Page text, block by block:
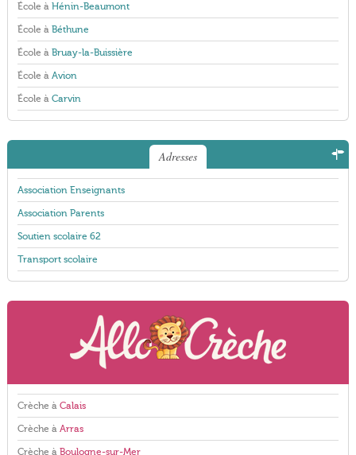
École à Hénin-Beaumont
École à Béthune
École à Bruay-la-Buissière
École à Avion
École à Carvin
Adresses
Association Enseignants
Association Parents
Soutien scolaire 62
Transport scolaire
Crèche à Calais
Crèche à Arras
Crèche à Boulogne-sur-Mer